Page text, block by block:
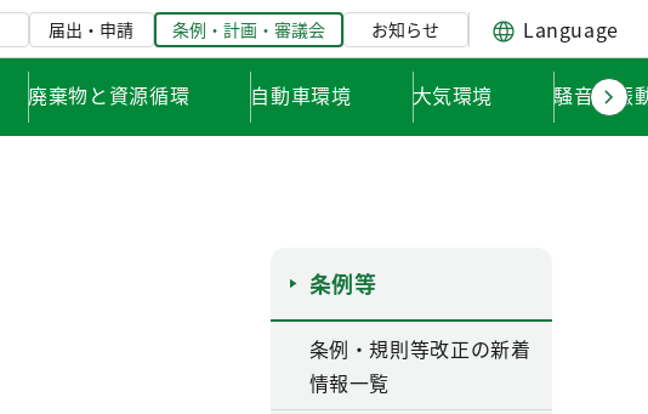
届出・申請 条例・計画・審議会 お知らせ Language
廃棄物と資源循環 自動車環境 大気環境 騒音・振
条例等
条例・規則等改正の新着
情報一覧